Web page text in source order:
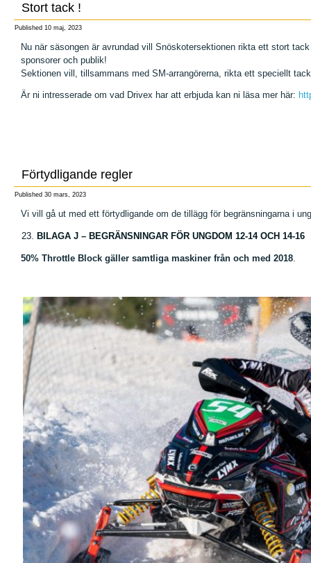
Stort tack !
Published 10 maj, 2023
Nu när säsongen är avrundad vill Snöskotersektionen rikta ett stort
sponsorer och publik!
Sektionen vill, tillsammans med SM-arrangörerna, rikta ett speciellt
Är ni intresserade om vad Drivex har att erbjuda kan ni läsa mer här:
Förtydligande regler
Published 30 mars, 2023
Vi vill gå ut med ett förtydligande om de tillägg för begränsningarna i
BILAGA J – BEGRÄNSNINGAR FÖR UNGDOM 12-14 OCH 14-16
50% Throttle Block gäller samtliga maskiner från och med 2018.